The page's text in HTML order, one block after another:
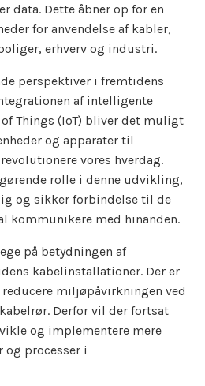
data. Dette åbner op for en
for anvendelse af kabler,
erhverv og industri.
perspektiver i fremtidens
af intelligente
Things (IoT) bliver det muligt
og apparater til
vores hverdag.
rolle i denne udvikling,
og sikker forbindelse til de
kommunikere med hinanden.
på betydningen af
kabelinstallationer. Der er
miljøpåvirkningen ved
Derfor vil der fortsat
og implementere mere
processer i